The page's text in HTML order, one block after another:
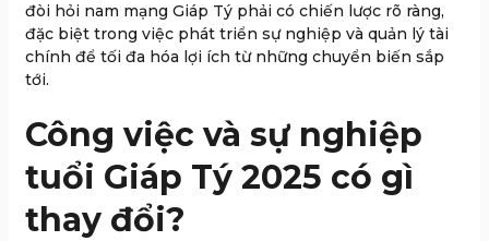
đòi hỏi nam mạng Giáp Tý phải có chiến lược rõ ràng,
đặc biệt trong việc phát triển sự nghiệp và quản lý tài
chính để tối đa hóa lợi ích từ những chuyển biến sắp
tới.
Công việc và sự nghiệp
tuổi Giáp Tý 2025 có gì
thay đổi?